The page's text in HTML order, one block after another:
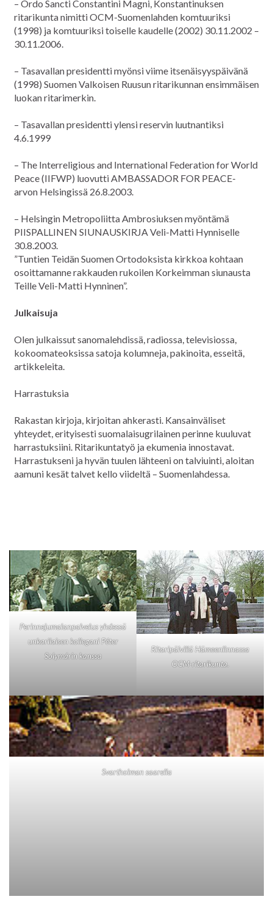
– Ordo Sancti Constantini Magni, Konstantinuksen
ritarikunta nimitti OCM-Suomenlahden komtuuriksi
(1998) ja komtuuriksi toiselle kaudelle (2002) 30.11.2002 –
30.11.2006.
– Tasavallan presidentti myönsi viime itsenäisyyspäivänä
(1998) Suomen Valkoisen Ruusun ritarikunnan ensimmäisen
luokan ritarimerkin.
– Tasavallan presidentti ylensi reservin luutnantiksi
4.6.1999
– The Interreligious and International Federation for World
Peace (IIFWP) luovutti AMBASSADOR FOR PEACE-
arvon Helsingissä 26.8.2003.
– Helsingin Metropoliitta Ambrosiuksen myöntämä
PIISPALLINEN SIUNAUSKIRJA Veli-Matti Hynniselle
30.8.2003.
”Tuntien Teidän Suomen Ortodoksista kirkkoa kohtaan
osoittamanne rakkauden rukoilen Korkeimman siunausta
Teille Veli-Matti Hynninen”.
Julkaisuja
Olen julkaissut sanomalehdissä, radiossa, televisiossa,
kokoomateoksissa satoja kolumneja, pakinoita, esseitä,
artikkeleita.
Harrastuksia
Rakastan kirjoja, kirjoitan ahkerasti. Kansainväliset
yhteydet, erityisesti suomalaisugrilainen perinne kuuluvat
harrastuksiini. Ritarikuntatyö ja ekumenia innostavat.
Harrastukseni ja hyvän tuulen lähteeni on talviuinti, aloitan
aamuni kesät talvet kello viideltä – Suomenlahdessa.
Perinnejumalanpalvelus yhdessä
unkarilaisen kollegani Péter
Solymárin kanssa
Ritaripäivillä Hämeenlinnassa
OCM-ritarikunta.
Svartholman saarella